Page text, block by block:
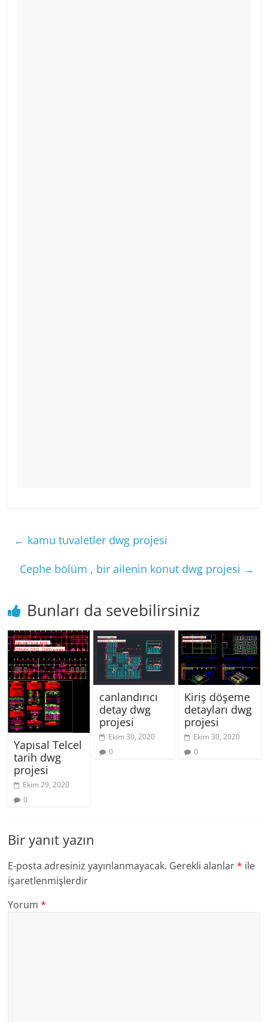
← kamu tuvaletler dwg projesi
Cephe bölüm , bir ailenin konut dwg projesi →
Bunları da sevebilirsiniz
Yapısal Telcel
tarih dwg
projesi
Ekim 29, 2020
0
canlandırıcı
detay dwg
projesi
Ekim 30, 2020
0
Kiriş döşeme
detayları dwg
projesi
Ekim 30, 2020
0
Bir yanıt yazın
E-posta adresiniz yayınlanmayacak. Gerekli alanlar* ile
işaretlenmişlerdir
Yorum*